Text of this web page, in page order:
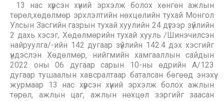
13 нас хүрсэн хүний эрхэлж болох хөнгөн ажлын
төрөл,хөдөлмөр эрхлэлтийн нөхцөлийн тухай Монгол
Улсын Засгийн газрын тухай хуулийн 24 дүгээр зүйлийн
2 дахь хэсэг, Хөдөлмөрийн тухай хууль /Шинэчилсэн
найруулга/-ийн 142 дугаар зүйлийн 142.4 дэх хэсгийг
үндэслэн Хөдөлмөр, нийгмийн хамгааллын сайдын
2022 оны 06 дугаар сарын 10-ны өдрийн А/123
дугаар тушаалын хавсралтаар баталсан бөгөөд энэхүү
журмаар 13 нас хүрсэн хүний эрхэлж болох ажлын
төрөл, ажлын цаг, ажлын нөхцөл зэргийг заасан